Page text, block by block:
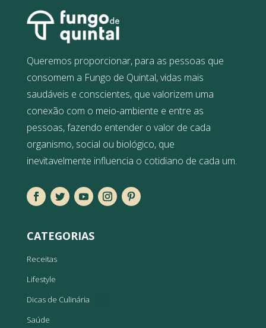
Queremos proporcionar, para as pessoas que
consomem a Fungo de Quintal, vidas mais
saudáveis e conscientes, que valorizem uma
conexão com o meio-ambiente e entre as
pessoas, fazendo entender o valor de cada
organismo, social ou biológico, que
inevitavelmente influencia o cotidiano de cada um.
CATEGORIAS
Receitas
Lifestyle
Dicas de Culinária
Saúde